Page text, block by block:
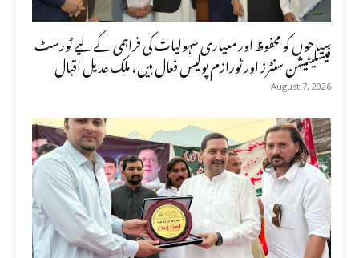
سیاحوں کو محفوظ اور معیاری سہولیات کی فراہمی کے لیے ٹورسٹ
فیسلیٹیشن سنٹرز اور ٹورازم پولیس فعال ہیں، ملک عدیل اقبال
August 7, 2026